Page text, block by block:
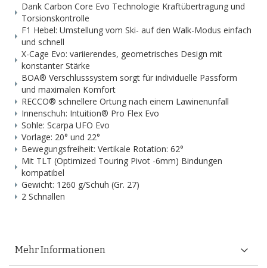
Dank Carbon Core Evo Technologie Kraftübertragung und
Torsionskontrolle
F1 Hebel: Umstellung vom Ski- auf den Walk-Modus einfach
und schnell
X-Cage Evo: variierendes, geometrisches Design mit
konstanter Stärke
BOA® Verschlusssystem sorgt für individuelle Passform
und maximalen Komfort
RECCO® schnellere Ortung nach einem Lawinenunfall
Innenschuh: Intuition® Pro Flex Evo
Sohle: Scarpa UFO Evo
Vorlage: 20° und 22°
Bewegungsfreiheit: Vertikale Rotation: 62°
Mit TLT (Optimized Touring Pivot -6mm) Bindungen
kompatibel
Gewicht: 1260 g/Schuh (Gr. 27)
2 Schnallen
Mehr Informationen